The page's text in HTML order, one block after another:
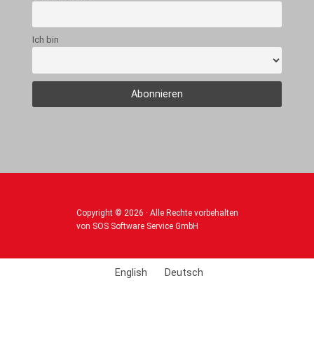
Ich bin
Copyright © 2026 · Alle Rechte vorbehalten
von SOS Software Service GmbH
English Deutsch